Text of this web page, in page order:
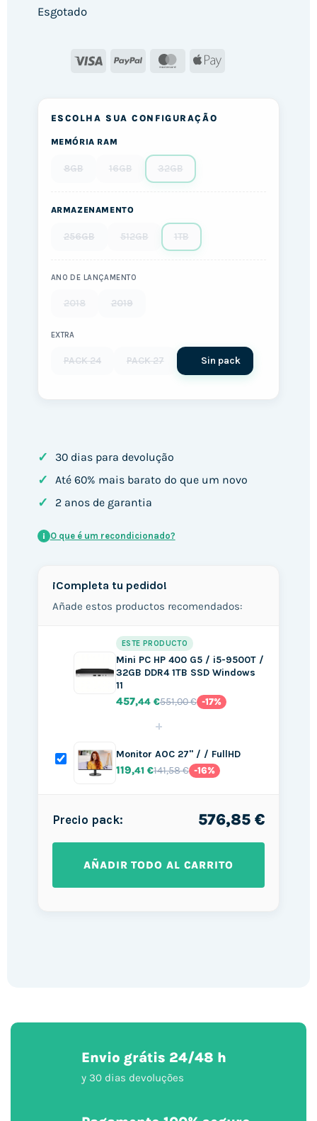
Esgotado
Visa PayPal MasterCard
Apple
ESCOLHA SUA CONFIGURAÇÃO
MEMÓRIA RAM
8GB 16GB 32GB
ARMAZENAMENTO
256GB 512GB 1TB
ANO DE LANÇAMENTO
2018 2019
EXTRA
PACK 24 PACK 27 Sin pack
✓ 30 dias para devolução
✓ Até 60% mais barato do que um novo
✓ 2 anos de garantia
i O que é um recondicionado?
¡Completa tu pedido!
Añade estos productos recomendados:
ESTE PRODUCTO
Mini PC HP 400 G5 / i5-9500T /
32GB DDR4 1TB SSD Windows
11
457,44 €551,00 € -17%
+
Monitor AOC 27" / / FullHD
119,41 €141,58 € -16%
Precio pack: 576,85 €
AÑADIR TODO AL CARRITO
Envio grátis 24/48 h
y 30 dias devoluções